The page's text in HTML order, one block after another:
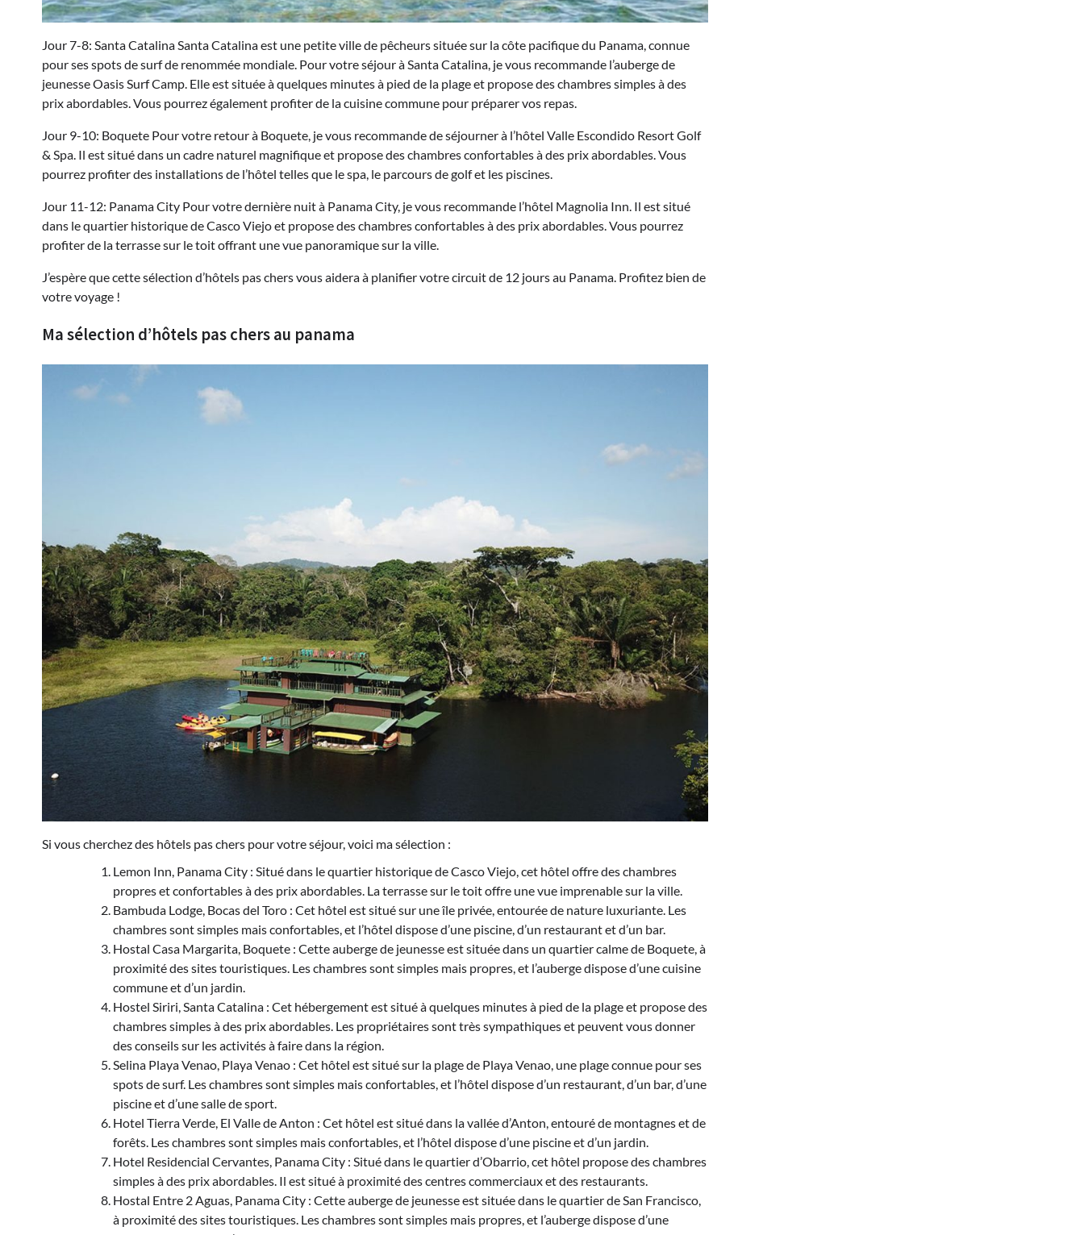
Jour 7-8: Santa Catalina Santa Catalina est une petite ville de pêcheurs située sur la côte pacifique du Panama, connue
pour ses spots de surf de renommée mondiale. Pour votre séjour à Santa Catalina, je vous recommande l’auberge de
jeunesse Oasis Surf Camp. Elle est située à quelques minutes à pied de la plage et propose des chambres simples à des
prix abordables. Vous pourrez également profiter de la cuisine commune pour préparer vos repas.
Jour 9-10: Boquete Pour votre retour à Boquete, je vous recommande de séjourner à l’hôtel Valle Escondido Resort Golf
& Spa. Il est situé dans un cadre naturel magnifique et propose des chambres confortables à des prix abordables. Vous
pourrez profiter des installations de l’hôtel telles que le spa, le parcours de golf et les piscines.
Jour 11-12: Panama City Pour votre dernière nuit à Panama City, je vous recommande l’hôtel Magnolia Inn. Il est situé
dans le quartier historique de Casco Viejo et propose des chambres confortables à des prix abordables. Vous pourrez
profiter de la terrasse sur le toit offrant une vue panoramique sur la ville.
J’espère que cette sélection d’hôtels pas chers vous aidera à planifier votre circuit de 12 jours au Panama. Profitez bien de
votre voyage !
Ma sélection d’hôtels pas chers au panama
Si vous cherchez des hôtels pas chers pour votre séjour, voici ma sélection :
Lemon Inn, Panama City : Situé dans le quartier historique de Casco Viejo, cet hôtel offre des chambres
propres et confortables à des prix abordables. La terrasse sur le toit offre une vue imprenable sur la ville.
Bambuda Lodge, Bocas del Toro : Cet hôtel est situé sur une île privée, entourée de nature luxuriante. Les
chambres sont simples mais confortables, et l’hôtel dispose d’une piscine, d’un restaurant et d’un bar.
Hostal Casa Margarita, Boquete : Cette auberge de jeunesse est située dans un quartier calme de Boquete, à
proximité des sites touristiques. Les chambres sont simples mais propres, et l’auberge dispose d’une cuisine
commune et d’un jardin.
Hostel Siriri, Santa Catalina : Cet hébergement est situé à quelques minutes à pied de la plage et propose des
chambres simples à des prix abordables. Les propriétaires sont très sympathiques et peuvent vous donner
des conseils sur les activités à faire dans la région.
Selina Playa Venao, Playa Venao : Cet hôtel est situé sur la plage de Playa Venao, une plage connue pour ses
spots de surf. Les chambres sont simples mais confortables, et l’hôtel dispose d’un restaurant, d’un bar, d’une
piscine et d’une salle de sport.
Hotel Tierra Verde, El Valle de Anton : Cet hôtel est situé dans la vallée d’Anton, entouré de montagnes et de
forêts. Les chambres sont simples mais confortables, et l’hôtel dispose d’une piscine et d’un jardin.
Hotel Residencial Cervantes, Panama City : Situé dans le quartier d’Obarrio, cet hôtel propose des chambres
simples à des prix abordables. Il est situé à proximité des centres commerciaux et des restaurants.
Hostal Entre 2 Aguas, Panama City : Cette auberge de jeunesse est située dans le quartier de San Francisco,
à proximité des sites touristiques. Les chambres sont simples mais propres, et l’auberge dispose d’une